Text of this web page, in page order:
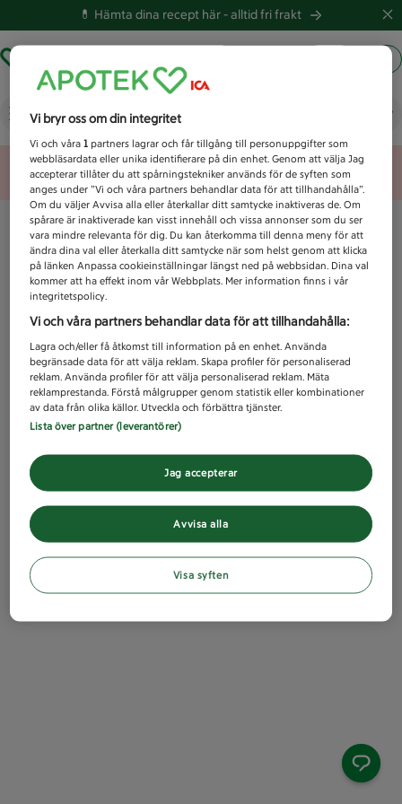
💊 Hämta dina recept här -alltid fri frakt
Vad letar du efter idag?
Unknown error
Vi bryr oss om din integritet
Vi och våra1 partners lagrar och får tillgång till personuppgifter som
webbläsardata eller unika identifierare på din enhet. Genom att välja Jag
accepterar tillåter du att spårningstekniker används för de syften som
anges under ”Vi och våra partners behandlar data för att tillhandahålla”.
Om du väljer Avvisa alla eller återkallar ditt samtycke inaktiveras de. Om
spårare är inaktiverade kan visst innehåll och vissa annonser som du ser
vara mindre relevanta för dig. Du kan återkomma till denna meny för att
ändra dina val eller återkalla ditt samtycke när som helst genom att klicka
på länken Anpassa cookieinställningar längst ned på webbsidan. Dina val
kommer att ha effekt inom vår Webbplats. Mer information finns i vår
integritetspolicy.
Vi och våra partners behandlar data för att tillhandahålla:
Lagra och/eller få åtkomst till information på en enhet. Använda
begränsade data för att välja reklam. Skapa profiler för personaliserad
reklam. Använda profiler för att välja personaliserad reklam. Mäta
reklamprestanda. Förstå målgrupper genom statistik eller kombinationer
av data från olika källor. Utveckla och förbättra tjänster.
Lista över partner (leverantörer)
Avvisa alla
Jag accepterar
Visa syften